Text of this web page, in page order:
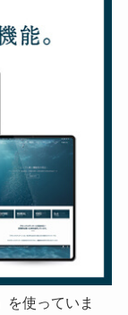
を使っていま